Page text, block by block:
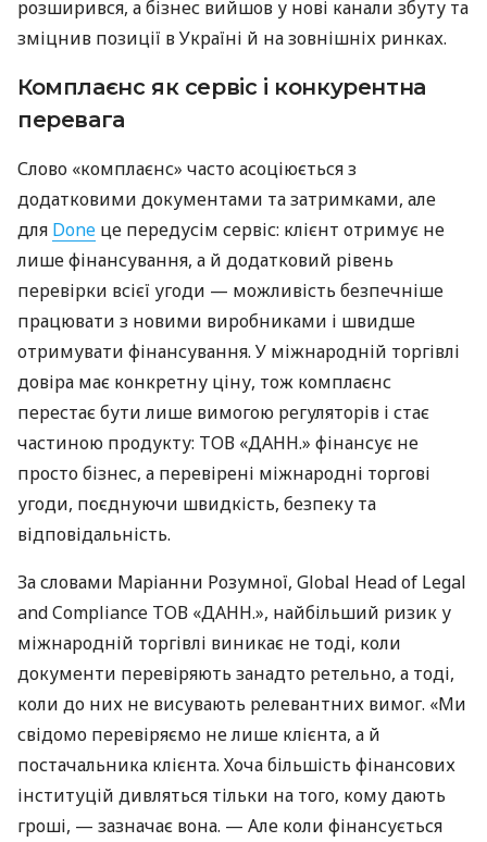
розширився, а бізнес вийшов у нові канали збуту та
зміцнив позиції в Україні й на зовнішніх ринках.
Комплаєнс як сервіс і конкурентна
перевага
Слово «комплаєнс» часто асоціюється з
додатковими документами та затримками, але
для Done це передусім сервіс: клієнт отримує не
лише фінансування, а й додатковий рівень
перевірки всієї угоди — можливість безпечніше
працювати з новими виробниками і швидше
отримувати фінансування. У міжнародній торгівлі
довіра має конкретну ціну, тож комплаєнс
перестає бути лише вимогою регуляторів і стає
частиною продукту: ТОВ «ДАНН.» фінансує не
просто бізнес, а перевірені міжнародні торгові
угоди, поєднуючи швидкість, безпеку та
відповідальність.
За словами Маріанни Розумної, Global Head of Legal
and Compliance ТОВ «ДАНН.», найбільший ризик у
міжнародній торгівлі виникає не тоді, коли
документи перевіряють занадто ретельно, а тоді,
коли до них не висувають релевантних вимог. «Ми
свідомо перевіряємо не лише клієнта, а й
постачальника клієнта. Хоча більшість фінансових
інституцій дивляться тільки на того, кому дають
гроші, — зазначає вона. — Але коли фінансується